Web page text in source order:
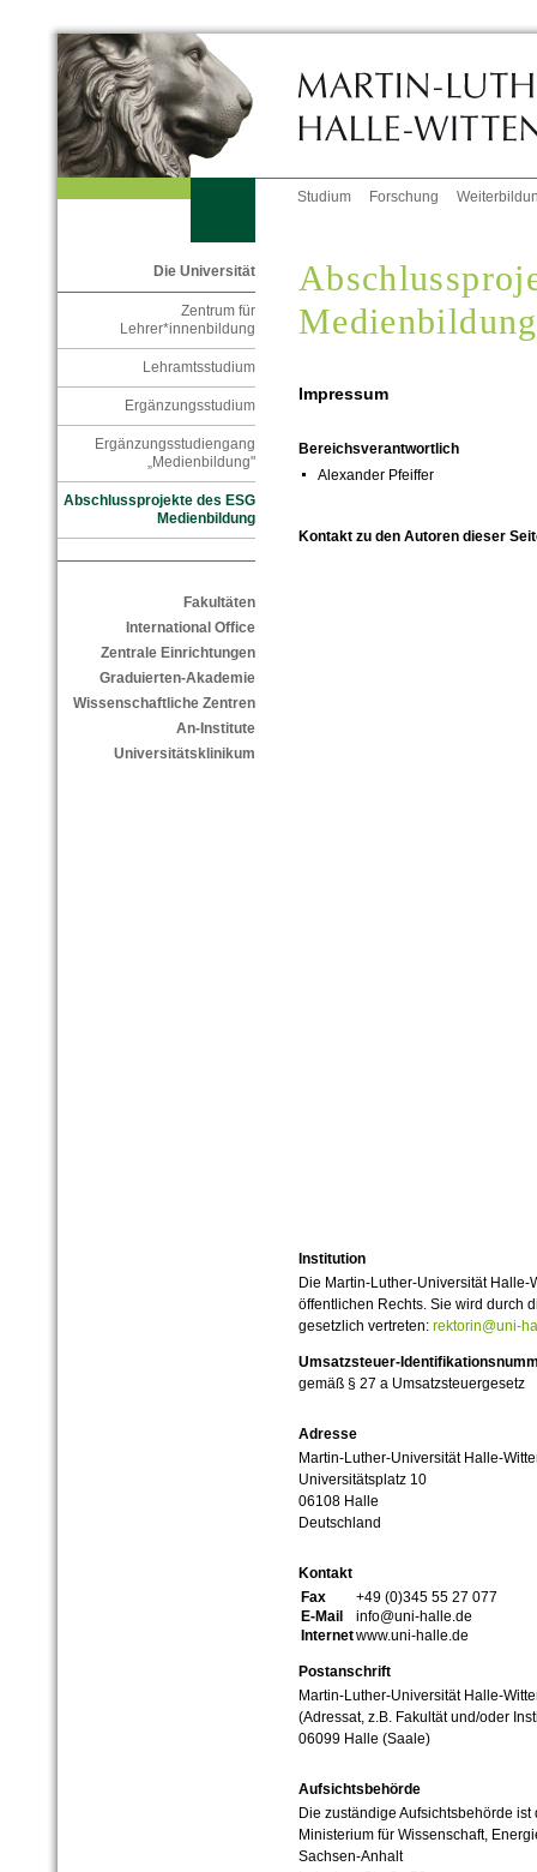
Studium Forschung
Die Universität
Zentrum für
Lehrer*innenbildung
Lehramtsstudium
Ergänzungsstudium
Ergänzungsstudiengang
„Medienbildung"
Abschlussprojekte des ESG
Medienbildung
Fakultäten
International Office
Zentrale Einrichtungen
Graduierten-Akademie
Wissenschaftliche Zentren
An-Institute
Universitätsklinikum
Medienbildung
Impressum
Bereichsverantwortlich
Alexander Pfeiffer
Kontakt zu den Autoren dieser
Institution
Die Martin-Luther-Universität
öffentlichen Rechts. Sie wird durch
gesetzlich vertreten: rektorin@uni-
Umsatzsteuer-
gemäß § 27 a Umsatzsteuergesetz
Adresse
Martin-Luther-Universität Halle-
Universitätsplatz 10
06108 Halle
Deutschland
Kontakt
Fax
+49 (0)345 55 27 077
E-Mail
info@uni-halle.de
Internetwww.uni-halle.de
Postanschrift
Martin-Luther-Universität Halle-
(Adressat, z.B. Fakultät und/oder
06099 Halle (Saale)
Aufsichtsbehörde
Die zuständige Aufsichtsbehörde ist
Ministerium für Wissenschaft,
Sachsen-Anhalt